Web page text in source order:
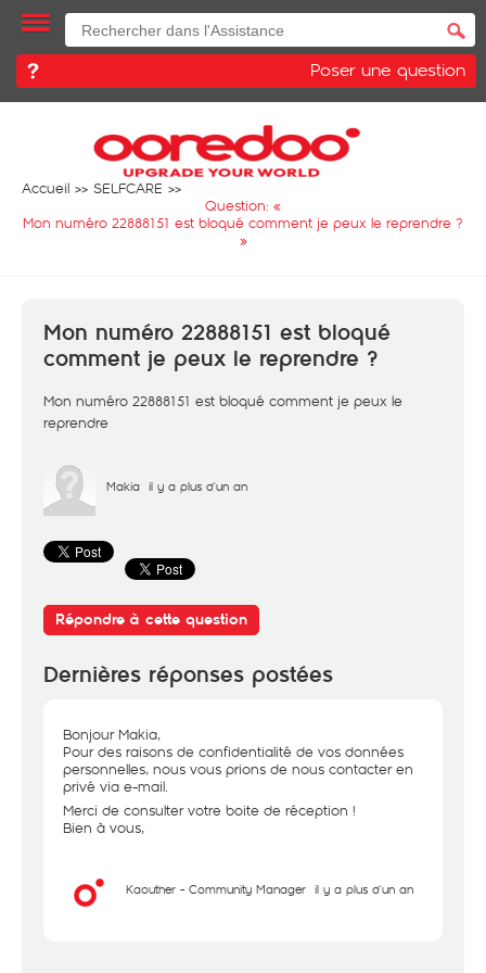
Poser une question
Accueil
SELFCARE
Question: «
Mon numéro 22888151 est bloqué comment je peux le reprendre ?
»
Mon numéro 22888151 est bloqué
comment je peux le reprendre ?
Mon numéro 22888151 est bloqué comment je peux le
reprendre
Makia il y a plus d'un an
Répondre à cette question
Dernières réponses postées
Bonjour Makia,
Pour des raisons de confidentialité de vos données
personnelles, nous vous prions de nous contacter en
privé via e-mail.
Merci de consulter votre boite de réception !
Bien à vous,
Kaouther - Community Manager il y a plus d'un an